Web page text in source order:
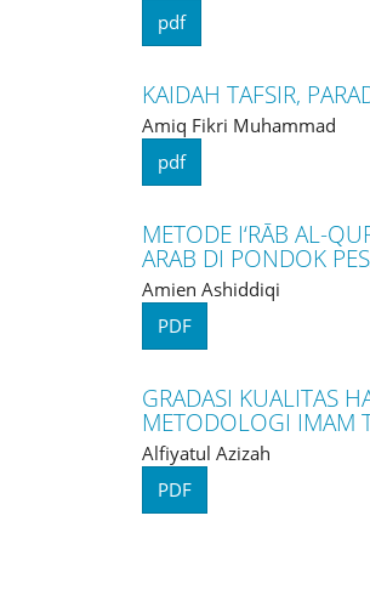
pdf
KAIDAH TAFSIR,
Amiq Fikri Muhammad
pdf
METODE I‘RĀB AL-
ARAB DI PONDOK
Amien Ashiddiqi
PDF
GRADASI KUALITAS
METODOLOGI IMAM
Alfiyatul Azizah
PDF